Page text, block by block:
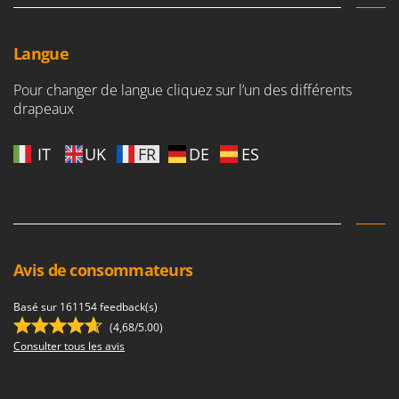
Perches Élagueuses
Piscines
Planteuses de pommes de terre pour tracteur
Plateaux de coupe pour tracteur
Pompes d'irrigation à tracteur
Pompes immergées électriques
Poussoirs à saucisse
Presses à pellets
Pressoirs à fruits
G
G3 Ferrari
Gardena
GeoTech
Ginko - MGM
Girmi
GRAEF
Gre
Langue
Pour changer de langue cliquez sur l’un des différents
drapeaux
IT UK FR DE ES
Avis de consommateurs
Basé sur 161154 feedback(s)
(4,68/5.00)
Consulter tous les avis